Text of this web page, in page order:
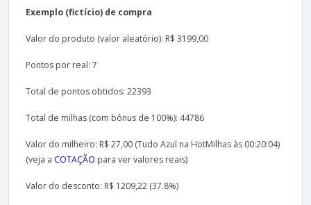
Exemplo (fictício) de compra
Valor do produto (valor aleatório): R$ 3199,00
Pontos por real: 7
Total de pontos obtidos: 22393
Total de milhas (com bônus de 100%): 44786
Valor do milheiro: R$ 27,00 (Tudo Azul na HotMilhas às 00:20:04)
(veja a COTAÇÃO para ver valores reais)
Valor do desconto: R$ 1209,22 (37.8%)